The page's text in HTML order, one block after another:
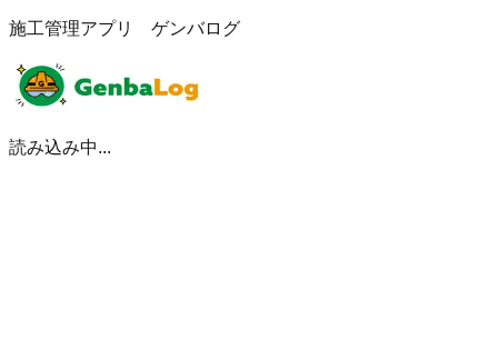
施工管理アプリ ゲンバログ
読み込み中...